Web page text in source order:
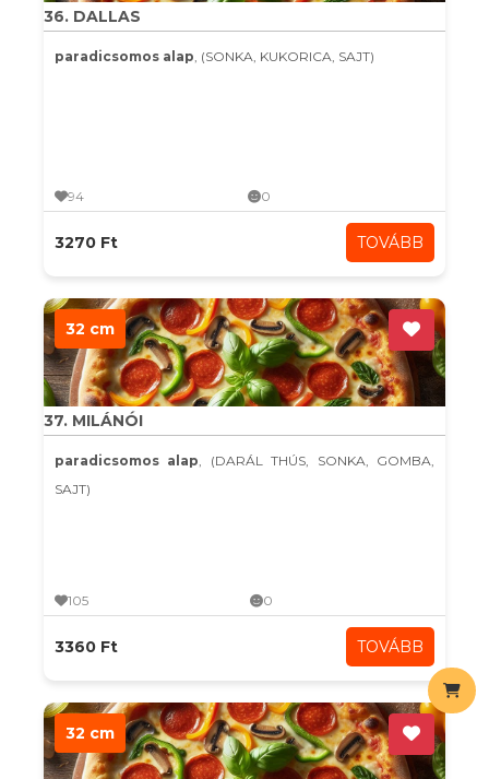
36. DALLAS
paradicsomos alap, (SONKA, KUKORICA, SAJT)
94 0
3270 Ft TOVÁBB
32 cm
37. MILÁNÓI
paradicsomos alap, (DARÁL THÚS, SONKA, GOMBA,
SAJT)
105 0
3360 Ft TOVÁBB
32 cm